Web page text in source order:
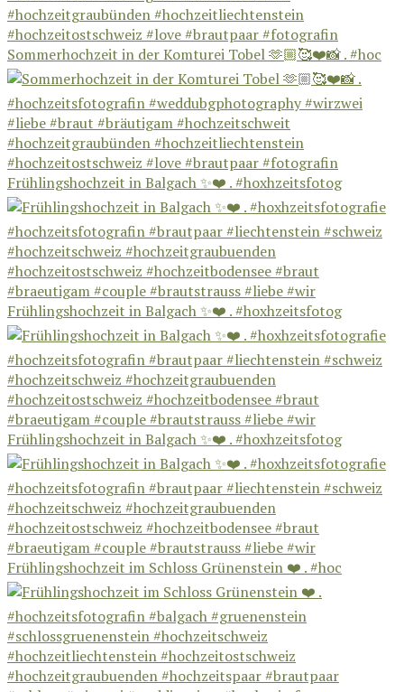
Sommerhochzeit in der Komturei Tobel 🫶🏼🥰❤️📸 . #hoc
Frühlingshochzeit in Balgach ✨❤️ . #hoxhzeitsfotog
Frühlingshochzeit in Balgach ✨❤️ . #hoxhzeitsfotog
Frühlingshochzeit in Balgach ✨❤️ . #hoxhzeitsfotog
Frühlingshochzeit im Schloss Grünenstein ❤️ . #hoc